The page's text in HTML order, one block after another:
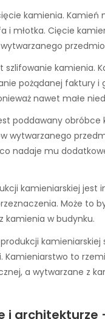
kamienia. Kamień
i młotka. Cięcie
kamienia.
pożądanej faktury i
nawet małe
poddawany
wytwarzanego
nadaje mu
kamieniarskiej jest
Może to
kamienia w budynku.
Kamieniarstwo to
a wytwarzane z
i architekturze